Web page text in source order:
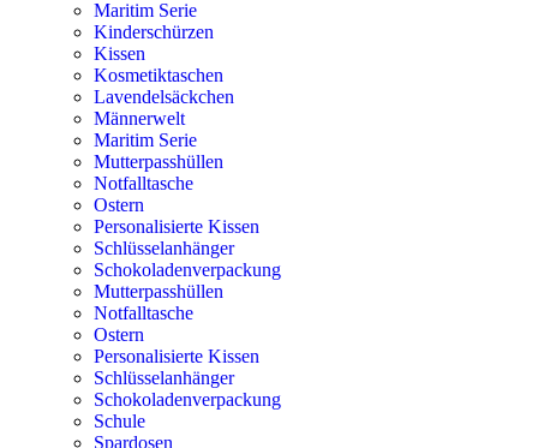
Maritim Serie
Kinderschürzen
Kissen
Kosmetiktaschen
Lavendelsäckchen
Männerwelt
Maritim Serie
Mutterpasshüllen
Notfalltasche
Ostern
Personalisierte Kissen
Schlüsselanhänger
Schokoladenverpackung
Mutterpasshüllen
Notfalltasche
Ostern
Personalisierte Kissen
Schlüsselanhänger
Schokoladenverpackung
Schule
Spardosen